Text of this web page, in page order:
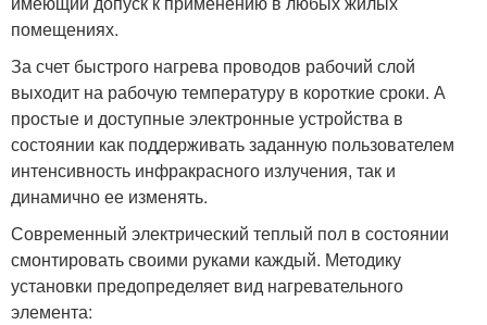
помещениях.
За счет быстрого нагрева проводов рабочий слой
выходит на рабочую температуру в короткие сроки. А
простые и доступные электронные устройства в
состоянии как поддерживать заданную пользователем
интенсивность инфракрасного излучения, так и
динамично ее изменять.
Современный электрический теплый пол в состоянии
смонтировать своими руками каждый. Методику
установки предопределяет вид нагревательного
элемента: